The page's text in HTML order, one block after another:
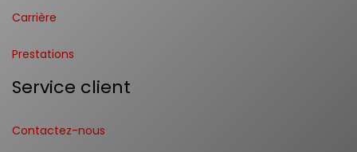
Carrière
Prestations
Service client
Contactez-nous